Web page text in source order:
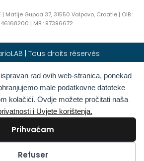
rad ovih web-stranica, ponekad
male podatkovne datoteke
kolačići. Ovdje možete pročitati naša
i Uvjete korištenja.
Prihvaćam
Refuser
| Matije Gupca 37, 31550 Valpovo, Croatie | OIB :
| MB : 97396672
| Tous droits réservés
Croate) English(Anglais)
) Polski(Polonais)
Roumain) Italiano (Italien)
(Bulgare)
Français
moderne)